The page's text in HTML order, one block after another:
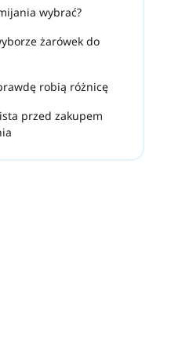
wybrać?
żarówek do
robią różnicę
przed zakupem